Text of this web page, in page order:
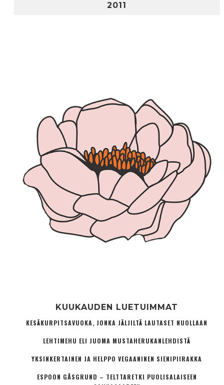
2011
KUUKAUDEN LUETUIMMAT
KESÄKURPITSAVUOKA, JONKA JÄLJILTÄ LAUTASET NUOLLAAN
LEHTIMEHU ELI JUOMA MUSTAHERUKANLEHDISTÄ
YKSINKERTAINEN JA HELPPO VEGAANINEN SIENIPIIRAKKA
ESPOON GÅSGRUND – TELTTARETKI PUOLISALAISEEN